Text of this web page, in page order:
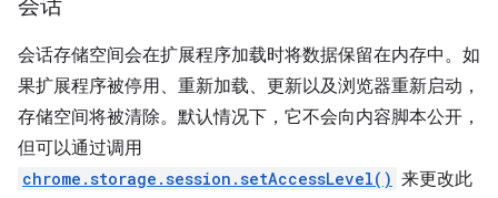
会话
会话存储空间会在扩展程序加载时将数据保留在内存中。如
果扩展程序被停用、重新加载、更新以及浏览器重新启动，
存储空间将被清除。默认情况下，它不会向内容脚本公开，
但可以通过调用
chrome.storage.session.setAccessLevel() 来更改此